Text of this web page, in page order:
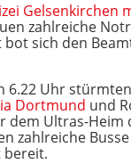
Gelsenkirchen
zahlreiche
bot sich den
6.22 Uhr
Dortmund und
dem Ultras-Heim
zahlreiche
bereit.